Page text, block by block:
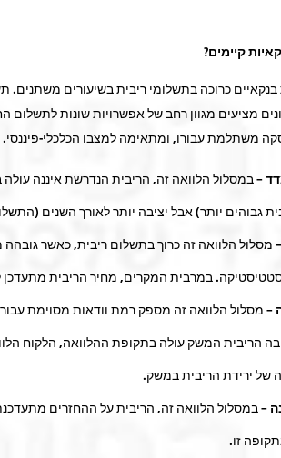
קיימים?
כרוכה בתשלומי ריבית בשיעורים
מציעים מגוון רחב של אפשרויות שונות
משתלמת עבורו, ומתאימה למצבו הכלכלי-פיננסי.
–במסלול הלוואה זה, הריבית הנדרשת איננה
גבוהים יותר) אבל יציבה יותר לאורך השנים
– מסלול הלוואה זה כרוך בתשלום ריבית, כאשר
במרבית המקרים, מחיר הריבית מתעדכן
– מסלול הלוואה זה מספק רמת וודאות מסוימת
הריבית המשק עולה בתקופת ההלוואה, הלקוח
של ירידת הריבית במשק.
–במסלול הלוואה זה, הריבית על ההחזרים
זו.